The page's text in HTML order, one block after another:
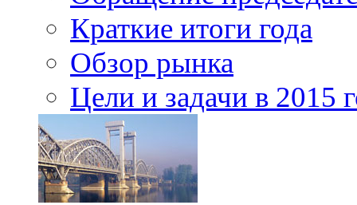
Краткие итоги года
Обзор рынка
Цели и задачи в 2015